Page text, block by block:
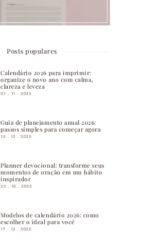
Posts populares
Calendário 2026 para imprimir:
organize o novo ano com calma,
clareza e leveza
07 . 11 . 2025
Guia de planejamento anual 2026:
passos simples para começar agora
10 . 12 . 2025
Planner devocional: transforme seus
momentos de oração em um hábito
inspirador
23 . 10 . 2025
Modelos de calendário 2026: como
escolher o ideal para você
17 . 12 . 2025